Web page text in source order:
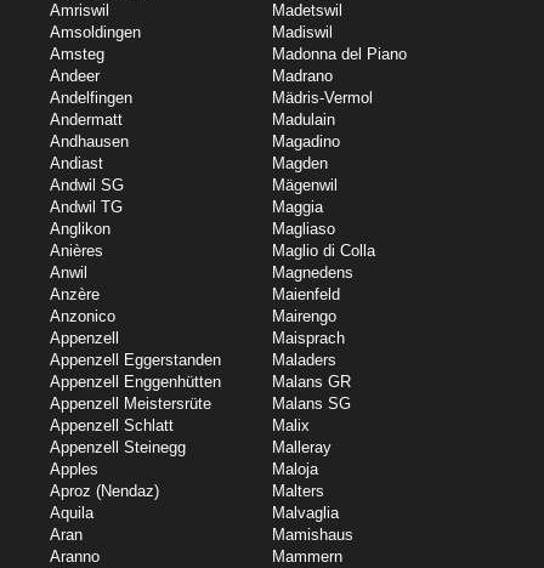
Amriswil
Amsoldingen
Amsteg
Andeer
Andelfingen
Andermatt
Andhausen
Andiast
Andwil SG
Andwil TG
Anglikon
Anières
Anwil
Anzère
Anzonico
Appenzell
Appenzell Eggerstanden
Appenzell Enggenhütten
Appenzell Meistersrüte
Appenzell Schlatt
Appenzell Steinegg
Apples
Aproz (Nendaz)
Aquila
Aran
Aranno
Madetswil
Madiswil
Madonna del Piano
Madrano
Mädris-Vermol
Madulain
Magadino
Magden
Mägenwil
Maggia
Magliaso
Maglio di Colla
Magnedens
Maienfeld
Mairengo
Maisprach
Maladers
Malans GR
Malans SG
Malix
Malleray
Maloja
Malters
Malvaglia
Mamishaus
Mammern